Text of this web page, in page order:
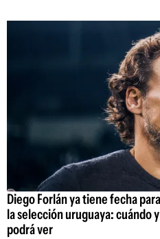
Diego Forlán ya tiene fecha
la selección uruguaya: cuándo
podrá ver